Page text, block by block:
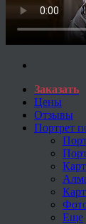
Заказать
Цены
Отзывы
Портрет
Еще